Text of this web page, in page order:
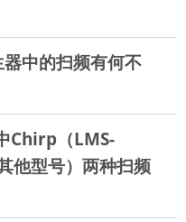
中的扫频有何不
Chirp（LMS-
他型号）两种扫频